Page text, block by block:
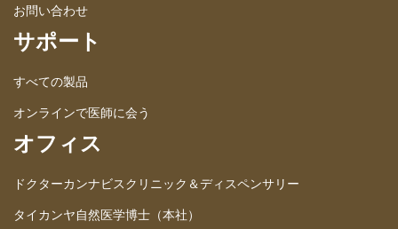
お問い合わせ
サポート
すべての製品
オンラインで医師に会う
オフィス
ドクターカンナビスクリニック＆ディスペンサリー
タイカンヤ自然医学博士（本社）